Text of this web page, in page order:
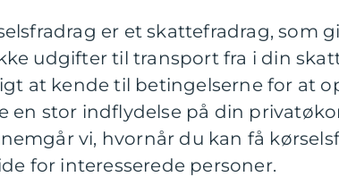
er et skattefradrag, som
udgifter til transport fra i din
at kende til betingelserne for at
en stor indflydelse på din
vi, hvornår du kan få
for interesserede personer.